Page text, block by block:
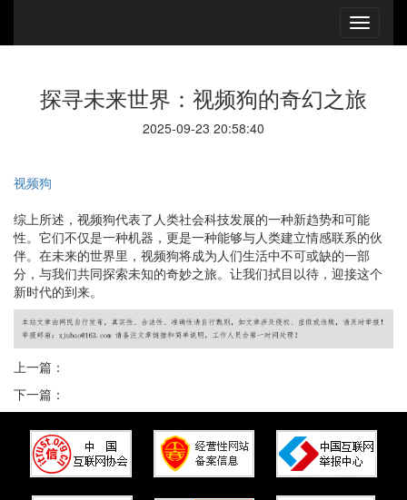
探寻未来世界：视频狗的奇幻之旅
2025-09-23 20:58:40
视频狗
综上所述，视频狗代表了人类社会科技发展的一种新趋势和可能
性。它们不仅是一种机器，更是一种能够与人类建立情感联系的伙
伴。在未来的世界里，视频狗将成为人们生活中不可或缺的一部
分，与我们共同探索未知的奇妙之旅。让我们拭目以待，迎接这个
新时代的到来。
上一篇：
下一篇：